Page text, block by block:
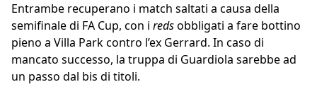
Entrambe recuperano i match saltati a causa della
semifinale di FA Cup, con i redsobbligati a fare bottino
pieno a Villa Park contro l’ex Gerrard. In caso di
mancato successo, la truppa di Guardiola sarebbe ad
un passo dal bis di titoli.